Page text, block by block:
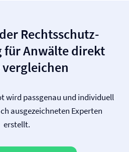
Rechtsschutz­
für Anwälte direkt
wird passgenau und individuell
ausgezeichneten Experten
erstellt.